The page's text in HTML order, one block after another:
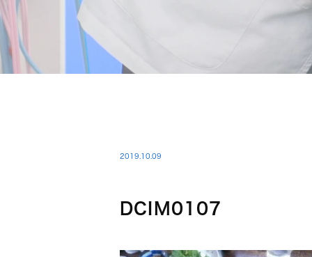
2019.10.09
DCIM0107